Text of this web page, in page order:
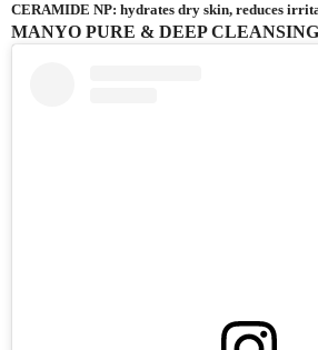
CERAMIDE NP: hydrates dry skin, reduces
MANYO PURE & DEEP